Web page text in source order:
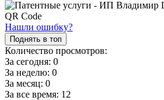
Нашли ошибку?
Поднять в топ
Количество просмотров:
За сегодня: 0
За неделю: 0
За месяц: 0
За все время: 12